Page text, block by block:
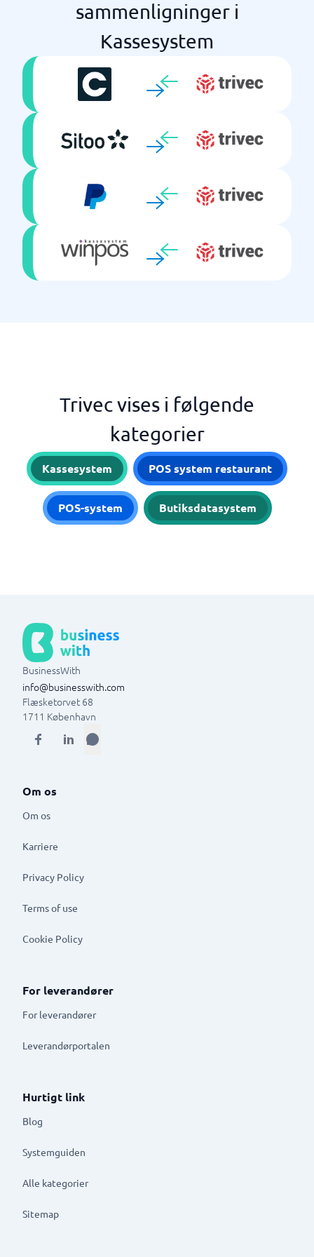
sammenligninger i
Kassesystem
Trivec vises i følgende
kategorier
Kassesystem POS system restaurant
POS-system Butiksdatasystem
BusinessWith
info@businesswith.com
Flæsketorvet 68
1711 København
Om os
Om os
Karriere
Privacy Policy
Terms of use
Cookie Policy
For leverandører
For leverandører
Leverandørportalen
Hurtigt link
Blog
Systemguiden
Alle kategorier
Sitemap